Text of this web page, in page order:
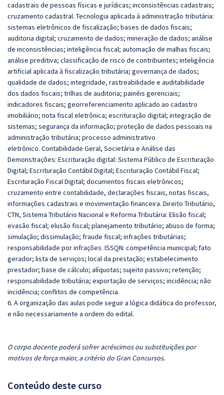
cadastrais de pessoas físicas e jurídicas; inconsistências cadastrais;
cruzamento cadastral. Tecnologia aplicada à administração tributária:
sistemas eletrônicos de fiscalização; bases de dados fiscais;
auditoria digital; cruzamento de dados; mineração de dados; análise
de inconsistências; inteligência fiscal; automação de malhas fiscais;
análise preditiva; classificação de risco de contribuintes; inteligência
artificial aplicada à fiscalização tributária; governança de dados;
qualidade de dados; integridade, rastreabilidade e auditabilidade
dos dados fiscais; trilhas de auditoria; painéis gerenciais;
indicadores fiscais; georreferenciamento aplicado ao cadastro
imobiliário; nota fiscal eletrônica; escrituração digital; integração de
sistemas; segurança da informação; proteção de dados pessoais na
administração tributária; processo administrativo
eletrônico. Contabilidade Geral, Societária e Análise das
Demonstrações: Escrituração digital: Sistema Público de Escrituração
Digital; Escrituração Contábil Digital; Escrituração Contábil Fiscal;
Escrituração Fiscal Digital; documentos fiscais eletrônicos;
cruzamento entre contabilidade, declarações fiscais, notas fiscais,
informações cadastrais e movimentação financeira. Direito Tributário,
CTN, Sistema Tributário Nacional e Reforma Tributária: Elisão fiscal;
evasão fiscal; elusão fiscal; planejamento tributário; abuso de forma;
simulação; dissimulação; fraude fiscal; infrações tributárias;
responsabilidade por infrações. ISSQN: competência municipal; fato
gerador; lista de serviços; local da prestação; estabelecimento
prestador; base de cálculo; alíquotas; sujeito passivo; retenção;
responsabilidade tributária; exportação de serviços; incidência; não
incidência; conflitos de competência.
6. A organização das aulas pode seguir a lógica didática do professor,
e não necessariamente a ordem do edital.
O corpo docente poderá sofrer acréscimos ou substituições por
motivos de força maior, a critério do Gran Concursos.
Conteúdo deste curso